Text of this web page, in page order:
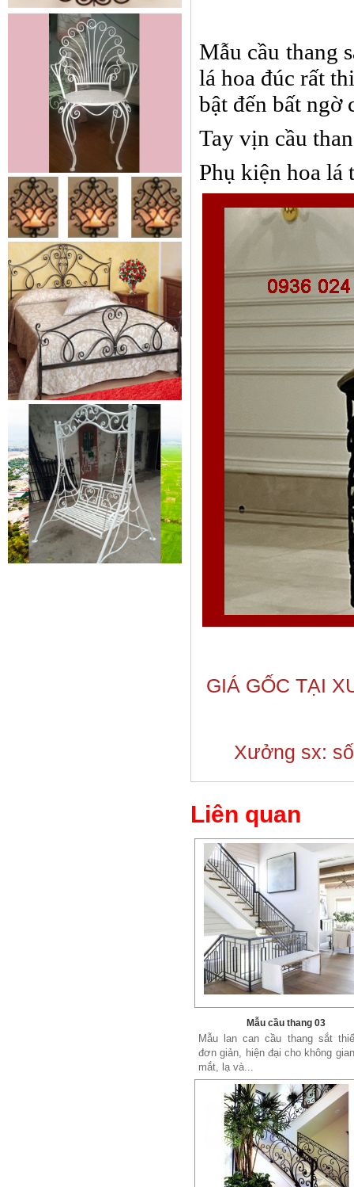
Cửa cổng sắt mỹ thuật 19
Cửa cống sắt đẹp cho mọi không
gian nhà riêng, biệt thự, nhà sân...
Cửa sắt mẫu 20
Cửa sắt đẹp cho không gian nhà
tuyệt đẹp Gia công sản xuất
cửa...
Mẫu bàn ghế 05
Mẫu thiết kế hiện đại, rất phù hợp
để trưng bày sản phẩm, studio
hoặc dùng...
Mẫu cầu thang
lá hoa đúc rất
bật đến bất ngờ
Tay vịn cầu
Phụ kiện hoa lá
GIÁ GỐC TẠI
Xưởng sx:
Liên quan
Mẫu cầu thang 03
Mẫu lan can cầu thang sắt
đơn giản, hiện đại cho không
mắt, lạ và...